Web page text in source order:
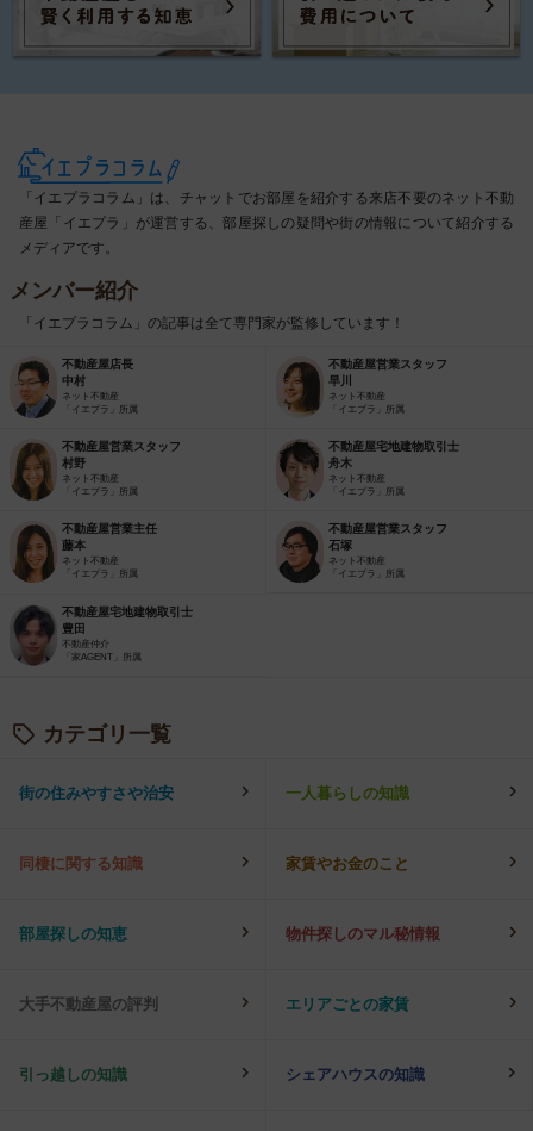
「イエプラコラム」は、チャットでお部屋を紹介する来店不要のネット不動
産屋「イエプラ」が運営する、部屋探しの疑問や街の情報について紹介する
メディアです。
メンバー紹介
「イエプラコラム」の記事は全て専門家が監修しています！
不動産屋店長
中村
ネット不動産
「イエプラ」所属
不動産屋営業スタッフ
早川
ネット不動産
「イエプラ」所属
不動産屋営業スタッフ
村野
ネット不動産
「イエプラ」所属
不動産屋宅地建物取引士
舟木
ネット不動産
「イエプラ」所属
不動産屋営業主任
藤本
ネット不動産
「イエプラ」所属
不動産屋営業スタッフ
石塚
ネット不動産
「イエプラ」所属
不動産屋宅地建物取引士
豊田
不動産仲介
「家AGENT」所属
カテゴリ一覧
街の住みやすさや治安 一人暮らしの知識
同棲に関する知識 家賃やお金のこと
部屋探しの知恵 物件探しのマル秘情報
大手不動産屋の評判 エリアごとの家賃
引っ越しの知識 シェアハウスの知識